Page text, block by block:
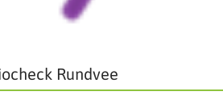
Rundvee